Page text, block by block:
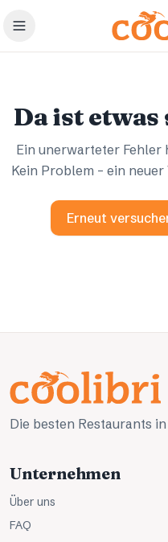
Zum Hauptinhalt springen
Da ist
Ein unerwarteter Fehler
Kein Problem – ein
Erneut
Die besten Restaurants
Unternehmen
Über uns
FAQ